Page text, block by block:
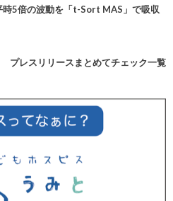
5倍の波動を「t-Sort MAS」で吸収
プレスリリースまとめてチェック一覧